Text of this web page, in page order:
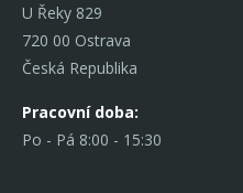
U Řeky 829
720 00 Ostrava
Česká Republika
Pracovní doba:
Po - Pá 8:00 - 15:30